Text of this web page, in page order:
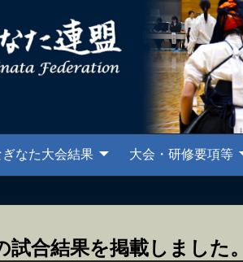
なた大会結果 大会・研修要項等
合結果を掲載しました。